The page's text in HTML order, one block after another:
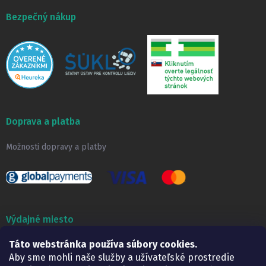
Táto webstránka používa súbory cookies.
Aby sme mohli naše služby a užívateľské prostredie
Bezpečný nákup
Doprava a platba
Možnosti dopravy a platby
Výdajné miesto
Lekáreň ADONAI
Košice – Smetanova 2